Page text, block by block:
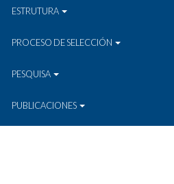
ESTRUTURA
PROCESO DE SELECCIÓN
PESQUISA
PUBLICACIONES